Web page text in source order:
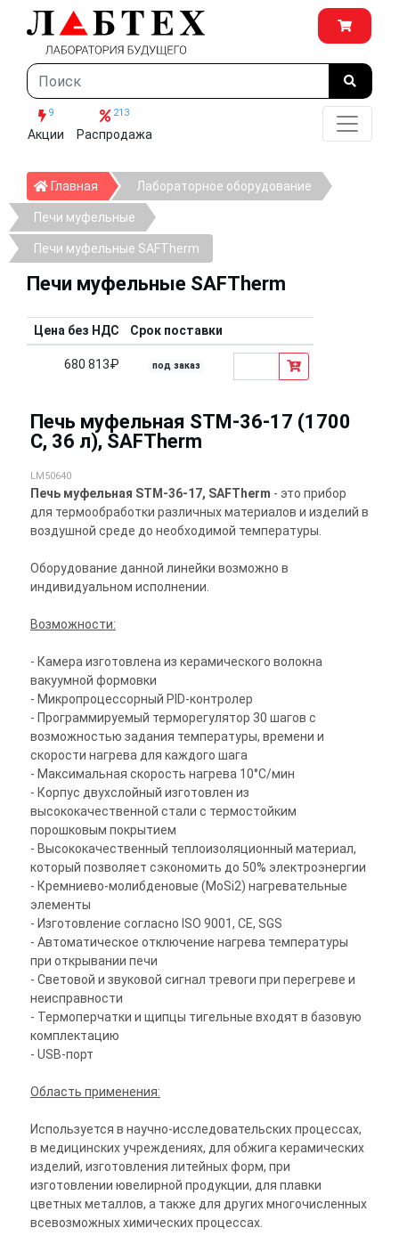
9
Акции
213
Распродажа
Главная ГлавнаяЛабораторное оборудование
Печи муфельные
Печи муфельные SAFTherm
Печи муфельные SAFTherm
Цена без НДС Срок поставки
680 813₽ под заказ
Печь муфельная STM-36-17 (1700
С, 36 л), SAFTherm
LM50640
Печь муфельная STM-36-17, SAFTherm - это прибор
для термообработки различных материалов и изделий в
воздушной среде до необходимой температуры.
Оборудование данной линейки возможно в
индивидуальном исполнении.
Возможности:
- Камера изготовлена из керамического волокна
вакуумной формовки
- Микропроцессорный PID-контролер
- Программируемый терморегулятор 30 шагов с
возможностью задания температуры, времени и
скорости нагрева для каждого шага
- Максимальная скорость нагрева 10°С/мин
- Корпус двухслойный изготовлен из
высококачественной стали с термостойким
порошковым покрытием
- Высококачественный теплоизоляционный материал,
который позволяет сэкономить до 50% электроэнергии
- Кремниево-молибденовые (MoSi2) нагревательные
элементы
- Изготовление согласно ISO 9001, CЕ, SGS
- Автоматическое отключение нагрева температуры
при открывании печи
- Световой и звуковой сигнал тревоги при перегреве и
неисправности
- Термоперчатки и щипцы тигельные входят в базовую
комплектацию
- USB-порт
Область применения:
Используется в научно-исследовательских процессах,
в медицинских учреждениях, для обжига керамических
изделий, изготовления литейных форм, при
изготовлении ювелирной продукции, для плавки
цветных металлов, а также для других многочисленных
всевозможных химических процессах.